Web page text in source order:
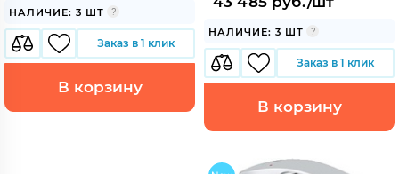
НАЛИЧИЕ: 3 ШТ
Заказ в 1 клик
В корзину
НАЛИЧИЕ: 3 ШТ
Заказ в 1 клик
В корзину